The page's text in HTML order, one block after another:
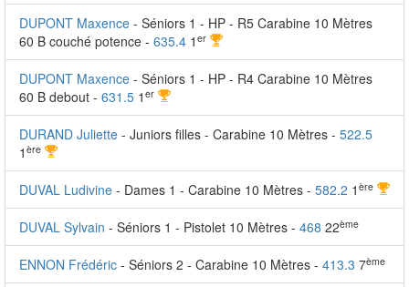
DUPONT Maxence - Séniors 1 - HP - R5 Carabine 10 Mètres
60 B couché potence - 635.4 1 er
DUPONT Maxence - Séniors 1 - HP - R4 Carabine 10 Mètres
60 B debout - 631.5 1 er
DURAND Juliette - Juniors filles - Carabine 10 Mètres - 522.5
1 ère
DUVAL Ludivine - Dames 1 - Carabine 10 Mètres - 582.2 1 ère
DUVAL Sylvain - Séniors 1 - Pistolet 10 Mètres - 468 22ème
ENNON Frédéric - Séniors 2 - Carabine 10 Mètres - 413.3 7ème